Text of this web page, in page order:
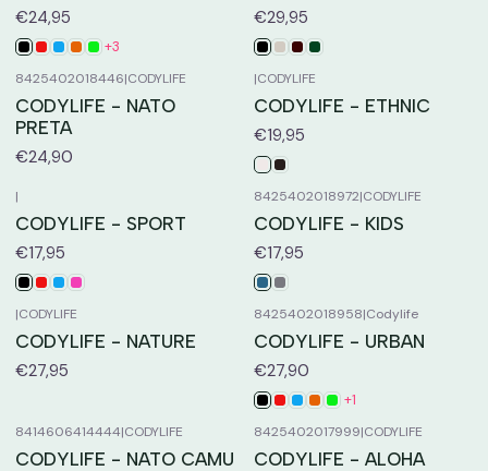
€24,95
+3
€29,95
8425402018446|CODYLIFE
CODYLIFE - NATO
PRETA
€24,90
|CODYLIFE
CODYLIFE - ETHNIC
€19,95
|
CODYLIFE - SPORT
€17,95
8425402018972|CODYLIFE
CODYLIFE - KIDS
€17,95
|CODYLIFE
CODYLIFE - NATURE
€27,95
8425402018958|Codylife
CODYLIFE - URBAN
€27,90
+1
8414606414444|CODYLIFE
CODYLIFE - NATO CAMU
8425402017999|CODYLIFE
CODYLIFE - ALOHA